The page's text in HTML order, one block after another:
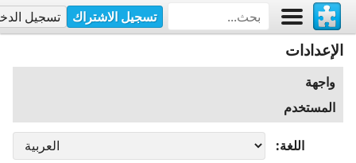
تسجيل الاشتراك تسجيل
الإعدادات
واجهة
المستخدم
اللغة